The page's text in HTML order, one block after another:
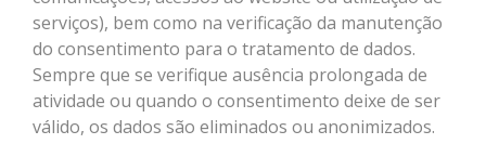
serviços), bem como na verificação da manutenção
do consentimento para o tratamento de dados.
Sempre que se verifique ausência prolongada de
atividade ou quando o consentimento deixe de ser
válido, os dados são eliminados ou anonimizados.